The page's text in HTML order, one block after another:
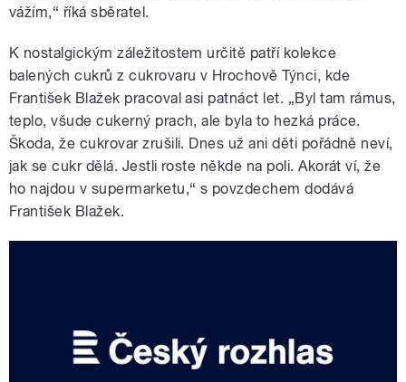
vážím,“ říká sběratel.
K nostalgickým záležitostem určitě patří kolekce
balených cukrů z cukrovaru v Hrochově Týnci, kde
František Blažek pracoval asi patnáct let. „Byl tam rámus,
teplo, všude cukerný prach, ale byla to hezká práce.
Škoda, že cukrovar zrušili. Dnes už ani děti pořádně neví,
jak se cukr dělá. Jestli roste někde na poli. Akorát ví, že
ho najdou v supermarketu,“ s povzdechem dodává
František Blažek.